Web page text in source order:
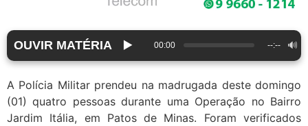
OUVIR MATÉRIA ▶️ 00:00 --:-- 🔊
A Polícia Militar prendeu na madrugada deste domingo
(01) quatro pessoas durante uma Operação no Bairro
Jardim Itália, em Patos de Minas. Foram verificados